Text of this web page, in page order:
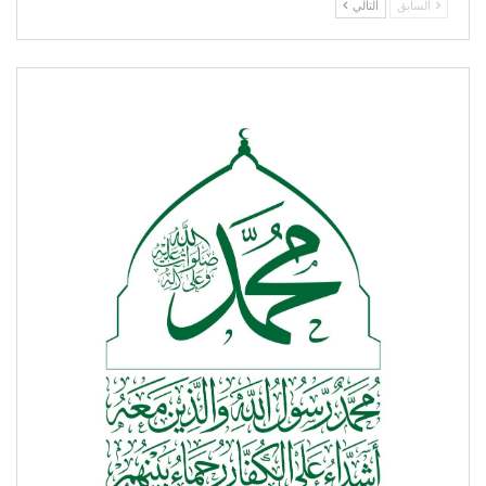
السابق التالي